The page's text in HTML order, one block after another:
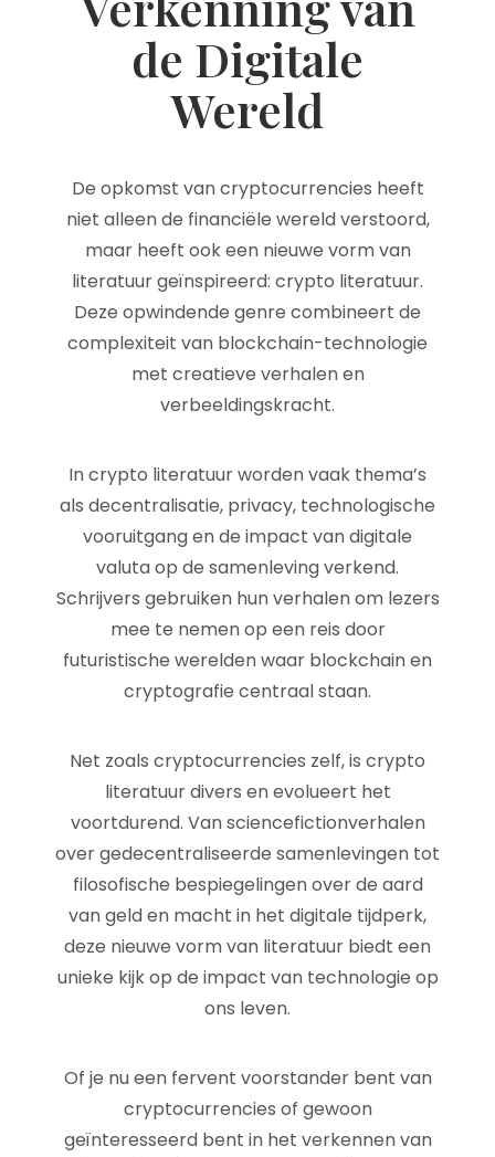
de Digitale
Wereld
De opkomst van cryptocurrencies heeft
niet alleen de financiële wereld verstoord,
maar heeft ook een nieuwe vorm van
literatuur geïnspireerd: crypto literatuur.
Deze opwindende genre combineert de
complexiteit van blockchain-technologie
met creatieve verhalen en
verbeeldingskracht.
In crypto literatuur worden vaak thema’s
als decentralisatie, privacy, technologische
vooruitgang en de impact van digitale
valuta op de samenleving verkend.
Schrijvers gebruiken hun verhalen om lezers
mee te nemen op een reis door
futuristische werelden waar blockchain en
cryptografie centraal staan.
Net zoals cryptocurrencies zelf, is crypto
literatuur divers en evolueert het
voortdurend. Van sciencefictionverhalen
over gedecentraliseerde samenlevingen tot
filosofische bespiegelingen over de aard
van geld en macht in het digitale tijdperk,
deze nieuwe vorm van literatuur biedt een
unieke kijk op de impact van technologie op
ons leven.
Of je nu een fervent voorstander bent van
cryptocurrencies of gewoon
geïnteresseerd bent in het verkennen van